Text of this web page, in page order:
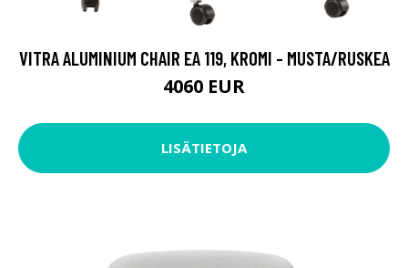
VITRA ALUMINIUM CHAIR EA 119, KROMI - MUSTA/RUSKEA
4060 EUR
LISÄTIETOJA